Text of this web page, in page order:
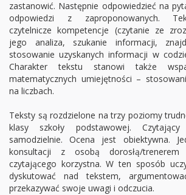
zastanowić. Następnie odpowiedzieć na
odpowiedzi z zaproponowanych.
czytelnicze kompetencje (czytanie ze
jego analiza, szukanie informacji,
stosowanie uzyskanych informacji w
Charakter tekstu stanowi także
matematycznych umiejętności –
na liczbach.
Teksty są rozdzielone na trzy poziomy
klasy szkoły podstawowej.
samodzielnie. Ocena jest obiektywna.
konsultacji z osobą dorosłą/
czytającego korzystna. W ten sposób
dyskutować nad tekstem,
przekazywać swoje uwagi i odczucia.